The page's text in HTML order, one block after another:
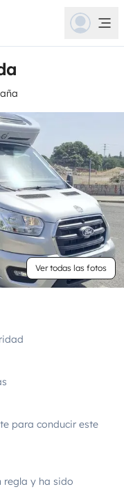
Ver todas las fotos
para conducir este
regla y ha sido